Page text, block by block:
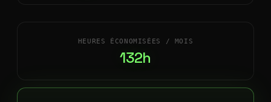
HEURES ÉCONOMISÉES / MOIS
132h